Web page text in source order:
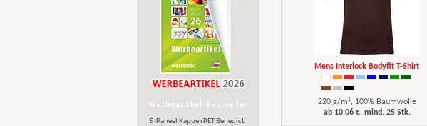
Werbeartikel-Bestseller
5-Paneel Kappe rPET Benedict
Mens Interlock Bodyfit T-Shirt
220 g/m², 100% Baumwolle
ab 10,06 €, mind. 25 Stk.